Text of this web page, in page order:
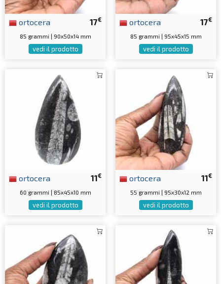
17€
ortocera
85 grammi | 90x50x14 mm
vedi il prodotto
17€
ortocera
85 grammi | 95x45x15 mm
vedi il prodotto
11€
ortocera
60 grammi | 85x45x10 mm
vedi il prodotto
11€
ortocera
55 grammi | 95x30x12 mm
vedi il prodotto